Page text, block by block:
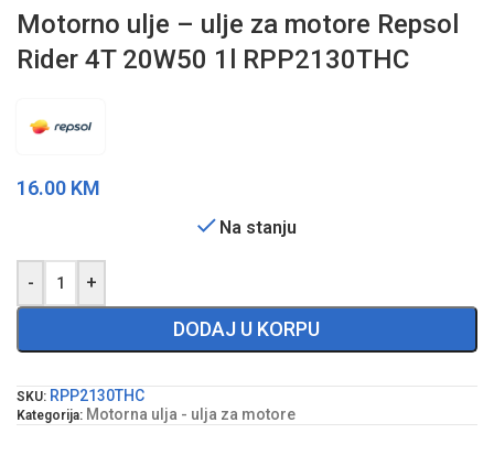
Motorno ulje – ulje za motore Repsol
Rider 4T 20W50 1l RPP2130THC
16.00 KM
Na stanju
- +
DODAJ U KORPU
SKU: RPP2130THC
Kategorija: Motorna ulja - ulja za motore